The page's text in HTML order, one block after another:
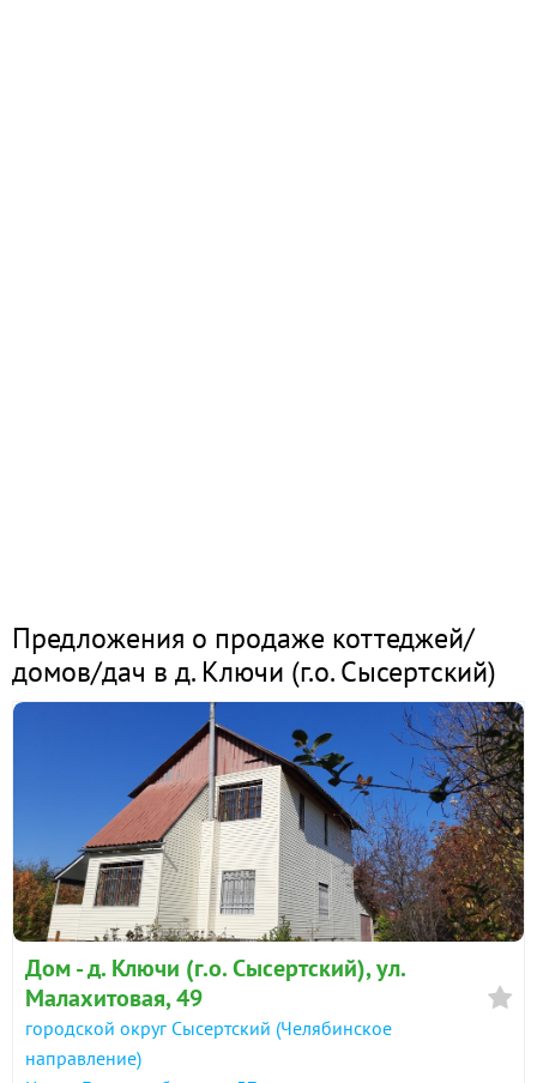
Предложения о продаже коттеджей/
домов/дач в д. Ключи (г.о. Сысертский)
Дом - д. Ключи (г.о. Сысертский), ул.
Малахитовая, 49
городской округ Сысертский (Челябинское
направление)